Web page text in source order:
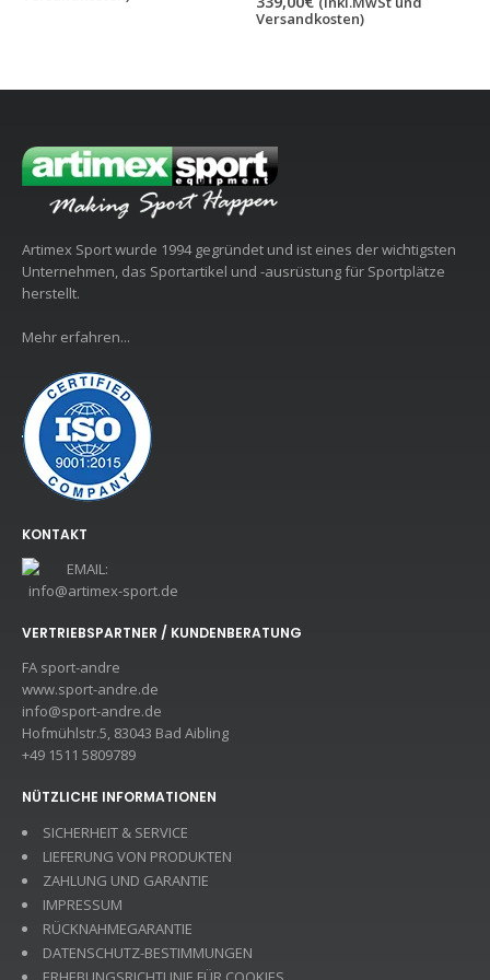
(Inkl.MwSt und
Versandkosten)
Artimex Sport wurde 1994 gegründet und ist eines der wichtigsten
Unternehmen, das Sportartikel und -ausrüstung für Sportplätze
herstellt.
Mehr erfahren...
KONTAKT
EMAIL:
info@artimex-sport.de
VERTRIEBSPARTNER / KUNDENBERATUNG
FA sport-andre
www.sport-andre.de
info@sport-andre.de
Hofmühlstr.5, 83043 Bad Aibling
+49 1511 5809789
NÜTZLICHE INFORMATIONEN
SICHERHEIT & SERVICE
LIEFERUNG VON PRODUKTEN
ZAHLUNG UND GARANTIE
IMPRESSUM
RÜCKNAHMEGARANTIE
DATENSCHUTZ-BESTIMMUNGEN